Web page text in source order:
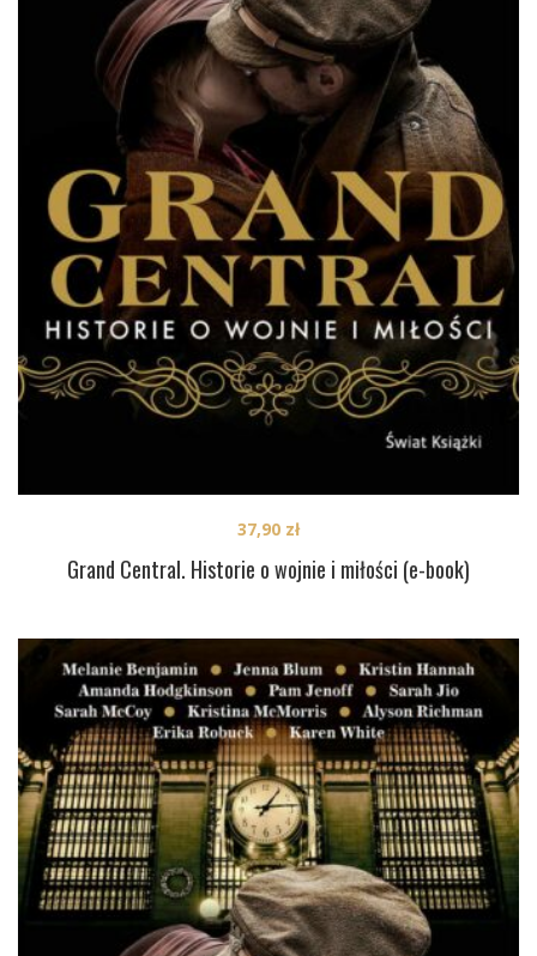
Grand Central. Historie o wojnie i miłości (e-book)
37,90 zł